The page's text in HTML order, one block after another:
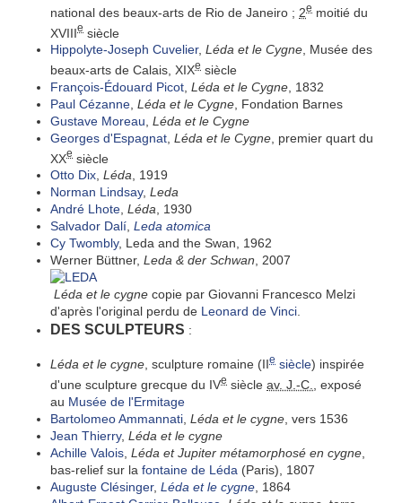
national des beaux-arts de Rio de Janeiro ; 2e moitié du
XVIIIe siècle
Hippolyte-Joseph Cuvelier, Léda et le Cygne , Musée des
beaux-arts de Calais, XIXe siècle
François-Édouard Picot Léda et le Cygne , 1832
Paul Cézanne Léda et le Cygne , Fondation Barnes
Gustave Moreau Léda et le Cygne
Georges d'Espagnat Léda et le Cygne , premier quart du
XXe siècle
Otto Dix, Léda, 1919
Norman Lindsay, Leda
André Lhote, Léda, 1930
Salvador Dalí, Leda atomica
Cy Twombly, Leda and the Swan, 1962
Werner Büttner, Leda & der Schwan, 2007
Léda et le cygne copie par Giovanni Francesco Melzi
d'après l'original perdu de Leonard de Vinci.
DES SCULPTEURS :
Léda et le cygne , sculpture romaine (IIe siècle) inspirée
d'une sculpture grecque du IVe siècle av. J.-C.
, exposé
au Musée de l'Ermitage
Bartolomeo Ammannati Léda et le cygne , vers 1536
Jean Thierry, Léda et le cygne
Achille Valois Léda et Jupiter métamorphosé en cygne
bas-relief sur la fontaine de Léda (Paris), 1807
Auguste Clésinger, Léda et le cygne , 1864